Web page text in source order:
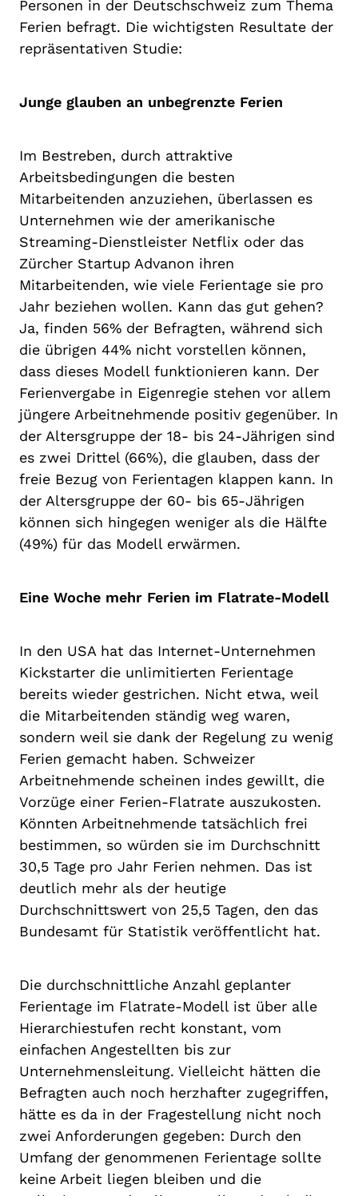
Personen in der Deutschschweiz zum Thema
Ferien befragt. Die wichtigsten Resultate der
repräsentativen Studie:
Junge glauben an unbegrenzte Ferien
Im Bestreben, durch attraktive
Arbeitsbedingungen die besten
Mitarbeitenden anzuziehen, überlassen es
Unternehmen wie der amerikanische
Streaming-Dienstleister Netflix oder das
Zürcher Startup Advanon ihren
Mitarbeitenden, wie viele Ferientage sie pro
Jahr beziehen wollen. Kann das gut gehen?
Ja, finden 56% der Befragten, während sich
die übrigen 44% nicht vorstellen können,
dass dieses Modell funktionieren kann. Der
Ferienvergabe in Eigenregie stehen vor allem
jüngere Arbeitnehmende positiv gegenüber. In
der Altersgruppe der 18- bis 24-Jährigen sind
es zwei Drittel (66%), die glauben, dass der
freie Bezug von Ferientagen klappen kann. In
der Altersgruppe der 60- bis 65-Jährigen
können sich hingegen weniger als die Hälfte
(49%) für das Modell erwärmen.
Eine Woche mehr Ferien im Flatrate-Modell
In den USA hat das Internet-Unternehmen
Kickstarter die unlimitierten Ferientage
bereits wieder gestrichen. Nicht etwa, weil
die Mitarbeitenden ständig weg waren,
sondern weil sie dank der Regelung zu wenig
Ferien gemacht haben. Schweizer
Arbeitnehmende scheinen indes gewillt, die
Vorzüge einer Ferien-Flatrate auszukosten.
Könnten Arbeitnehmende tatsächlich frei
bestimmen, so würden sie im Durchschnitt
30,5 Tage pro Jahr Ferien nehmen. Das ist
deutlich mehr als der heutige
Durchschnittswert von 25,5 Tagen, den das
Bundesamt für Statistik veröffentlicht hat.
Die durchschnittliche Anzahl geplanter
Ferientage im Flatrate-Modell ist über alle
Hierarchiestufen recht konstant, vom
einfachen Angestellten bis zur
Unternehmensleitung. Vielleicht hätten die
Befragten auch noch herzhafter zugegriffen,
hätte es da in der Fragestellung nicht noch
zwei Anforderungen gegeben: Durch den
Umfang der genommenen Ferientage sollte
keine Arbeit liegen bleiben und die